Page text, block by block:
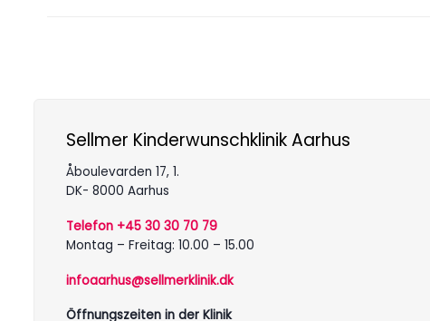
Sellmer Kinderwunschklinik Aarhus
Åboulevarden 17, 1.
DK- 8000 Aarhus
Telefon +45 30 30 70 79
Montag – Freitag: 10.00 – 15.00
infoaarhus@sellmerklinik.dk
Öffnungszeiten in der Klinik